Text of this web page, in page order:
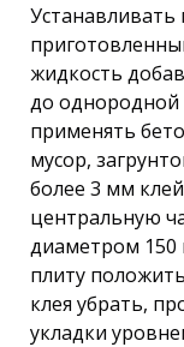
Устанавливать
жидкость
до однородной
применять
мусор,
более 3 мм
центральную
диаметром 150
плиту
клея убрать,
укладки